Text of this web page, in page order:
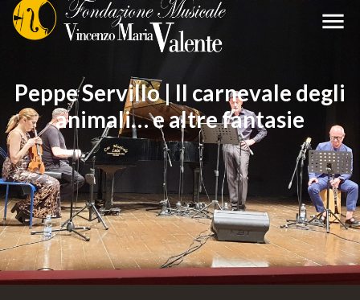
menu
Peppe Servillo | Il carnevale degli
animali… e altre fantasie